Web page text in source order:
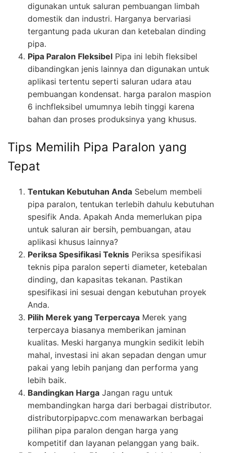
digunakan untuk saluran pembuangan limbah
domestik dan industri. Harganya bervariasi
tergantung pada ukuran dan ketebalan dinding
pipa.
Pipa Paralon Fleksibel Pipa ini lebih fleksibel
dibandingkan jenis lainnya dan digunakan untuk
aplikasi tertentu seperti saluran udara atau
pembuangan kondensat. harga paralon maspion
6 inchfleksibel umumnya lebih tinggi karena
bahan dan proses produksinya yang khusus.
Tips Memilih Pipa Paralon yang
Tepat
Tentukan Kebutuhan Anda Sebelum membeli
pipa paralon, tentukan terlebih dahulu kebutuhan
spesifik Anda. Apakah Anda memerlukan pipa
untuk saluran air bersih, pembuangan, atau
aplikasi khusus lainnya?
Periksa Spesifikasi Teknis Periksa spesifikasi
teknis pipa paralon seperti diameter, ketebalan
dinding, dan kapasitas tekanan. Pastikan
spesifikasi ini sesuai dengan kebutuhan proyek
Anda.
Pilih Merek yang Terpercaya Merek yang
terpercaya biasanya memberikan jaminan
kualitas. Meski harganya mungkin sedikit lebih
mahal, investasi ini akan sepadan dengan umur
pakai yang lebih panjang dan performa yang
lebih baik.
Bandingkan Harga Jangan ragu untuk
membandingkan harga dari berbagai distributor.
distributorpipapvc.com menawarkan berbagai
pilihan pipa paralon dengan harga yang
kompetitif dan layanan pelanggan yang baik.